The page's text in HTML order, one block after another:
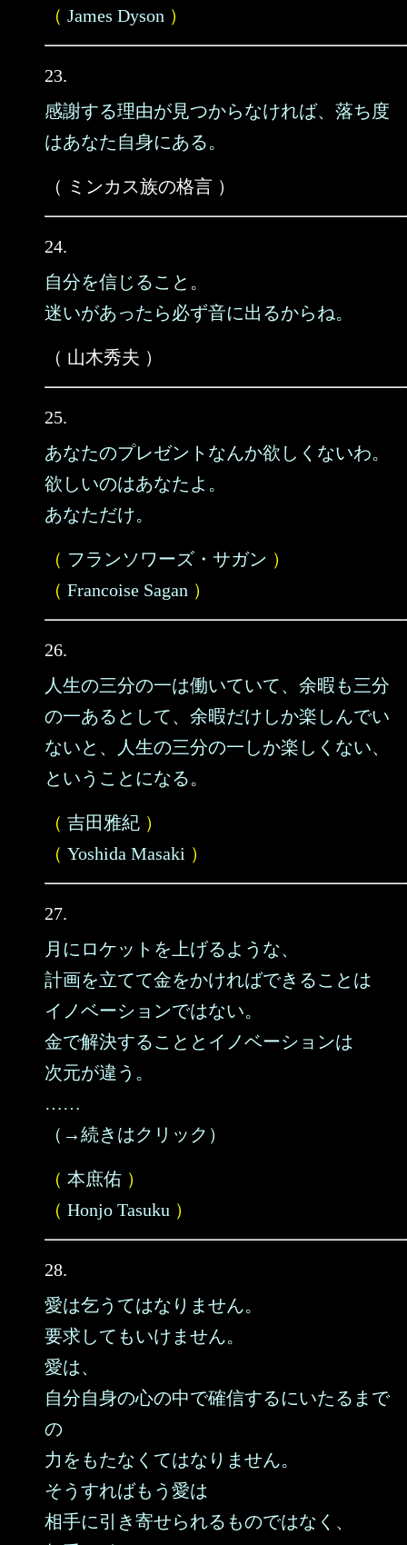
（ James Dyson ）
23.
感謝する理由が見つからなければ、落ち度
はあなた自身にある。
（ ミンカス族の格言 ）
24.
自分を信じること。
迷いがあったら必ず音に出るからね。
（ 山木秀夫 ）
25.
あなたのプレゼントなんか欲しくないわ。
欲しいのはあなたよ。
あなただけ。
（ フランソワーズ・サガン ）
（ Francoise Sagan ）
26.
人生の三分の一は働いていて、余暇も三分
の一あるとして、余暇だけしか楽しんでい
ないと、人生の三分の一しか楽しくない、
ということになる。
（ 吉田雅紀 ）
（ Yoshida Masaki ）
27.
月にロケットを上げるような、
計画を立てて金をかければできることは
イノベーションではない。
金で解決することとイノベーションは
次元が違う。
……
（→続きはクリック）
（ 本庶佑 ）
（ Honjo Tasuku ）
28.
愛は乞うてはなりません。
要求してもいけません。
愛は、
自分自身の心の中で確信するにいたるまで
の
力をもたなくてはなりません。
そうすればもう愛は
相手に引き寄せられるものではなく、